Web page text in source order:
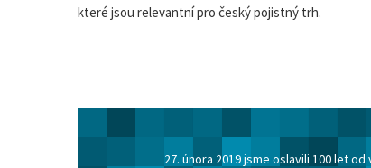
které jsou relevantní pro český pojistný trh.
27. února 2019 jsme oslavili 100 let